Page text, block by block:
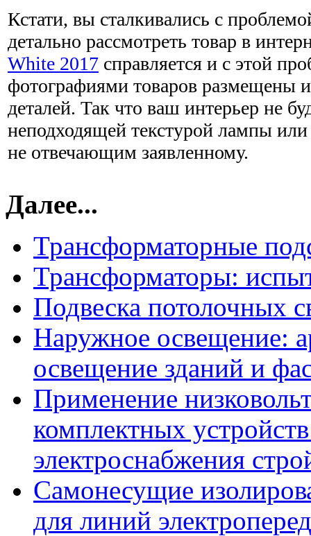
Кстати, вы сталкивались с
детально рассмотреть товар в
White 2017 справляется и с этой
фотографиями товаров размещены
деталей. Так что ваш интерьер не
неподходящей текстурой лампы или
не отвечающим заявленному.
Далее...
Трансформаторные
Трансформаторы:
Подвеска потолочных
Наружное освещение:
освещение зданий и
Применение
комплектных
электроснабжения
Самонесущие
для линий